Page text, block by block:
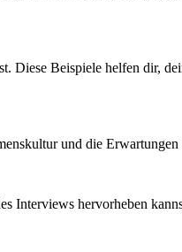
Diese Beispiele helfen dir,
und die
Interviews hervorheben